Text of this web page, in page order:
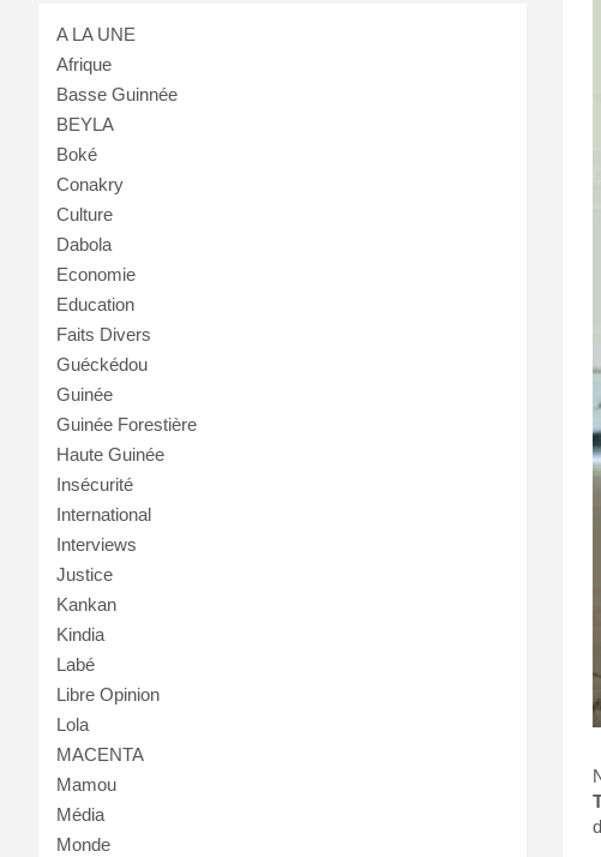
A LA UNE
Afrique
Basse Guinnée
BEYLA
Boké
Conakry
Culture
Dabola
Economie
Education
Faits Divers
Guéckédou
Guinée
Guinée Forestière
Haute Guinée
Insécurité
International
Interviews
Justice
Kankan
Kindia
Labé
Libre Opinion
Lola
MACENTA
Mamou
Média
Monde